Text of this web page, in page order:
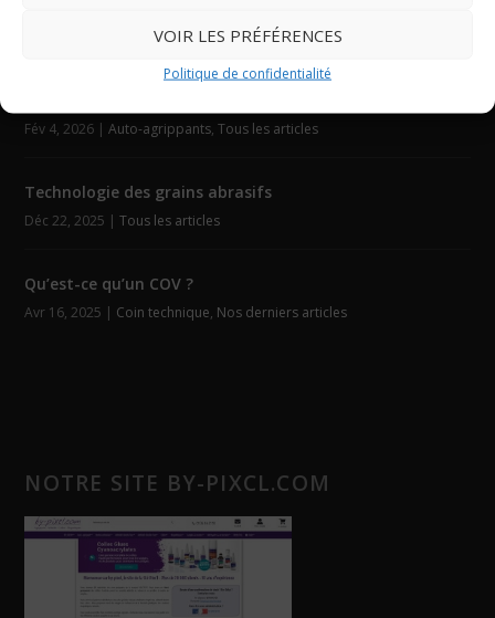
VOIR LES PRÉFÉRENCES
Politique de confidentialité
Fév 4, 2026 |Auto-agrippants,Tous les articles
Technologie des grains abrasifs
Déc 22, 2025 |Tous les articles
Qu’est-ce qu’un COV ?
Avr 16, 2025 | Coin technique, Nos derniers articles
NOTRE SITE BY-PIXCL.COM